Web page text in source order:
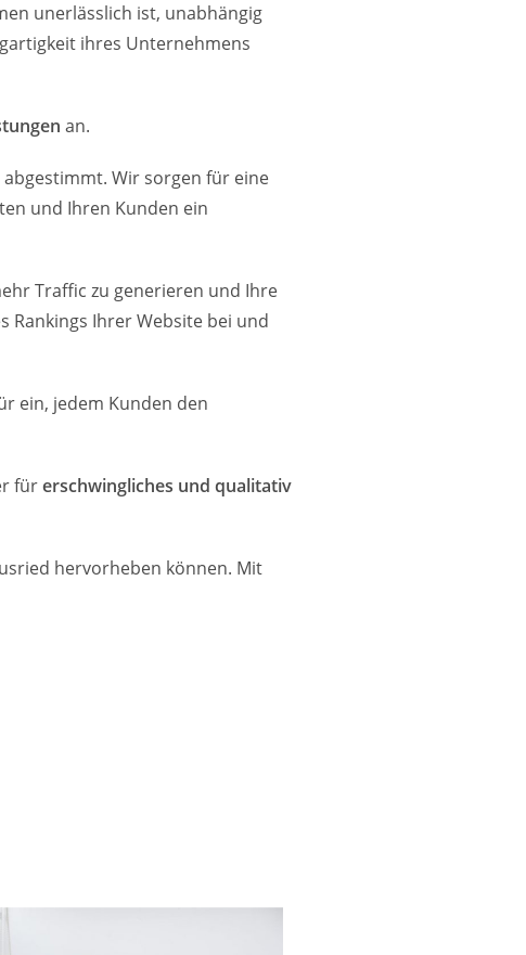
unerlässlich ist, unabhängig
ihres Unternehmens
an.
Wir sorgen für eine
und Ihren Kunden ein
Traffic zu generieren und Ihre
Rankings Ihrer Website bei und
ein, jedem Kunden den
fürerschwingliches und qualitativ
hervorheben können. Mit